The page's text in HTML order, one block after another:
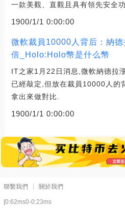
一款美觀、直觀且具有領先安全
1900/1/1 0:00:00
微軟裁員10000人背后：納
倍_Holo:Holo幣是什么幣
IT之家1月22日消息,微軟納德拉
已經敲定,但放在裁員10000人的
拿出來做對比.
1900/1/1 0:00:00
聯繫我們 關於我們
[0:62ms0-0:23ms